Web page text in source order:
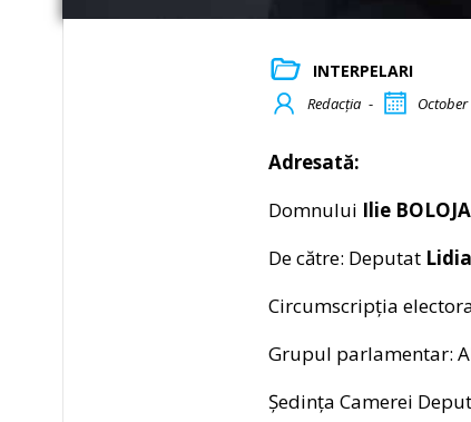
INTERPELARI
Redacția -
Adresată:
Domnului Ilie
De către: Deputat
Circumscripția
Grupul parlamentar:
Ședința Camerei